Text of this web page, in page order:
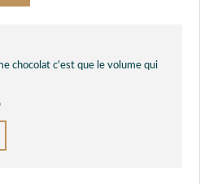
chocolat c'est que le volume qui